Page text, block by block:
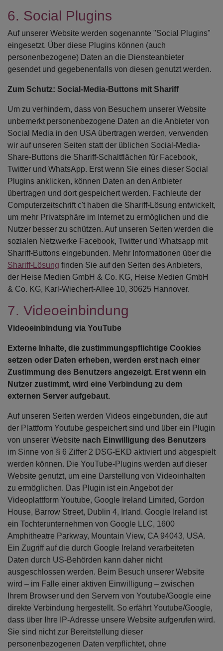
6. Social Plugins
Auf unserer Website werden sogenannte "Social Plugins"
eingesetzt. Über diese Plugins können (auch
personenbezogene) Daten an die Diensteanbieter
gesendet und gegebenenfalls von diesen genutzt werden.
Zum Schutz: Social-Media-Buttons mit Shariff
Um zu verhindern, dass von Besuchern unserer Website
unbemerkt personenbezogene Daten an die Anbieter von
Social Media in den USA übertragen werden, verwenden
wir auf unseren Seiten statt der üblichen Social-Media-
Share-Buttons die Shariff-Schaltflächen für Facebook,
Twitter und WhatsApp. Erst wenn Sie eines dieser Social
Plugins anklicken, können Daten an den Anbieter
übertragen und dort gespeichert werden. Fachleute der
Computerzeitschrift c't haben die Shariff-Lösung entwickelt,
um mehr Privatsphäre im Internet zu ermöglichen und die
Nutzer besser zu schützen. Auf unseren Seiten werden die
sozialen Netzwerke Facebook, Twitter und Whatsapp mit
Shariff-Buttons eingebunden. Mehr Informationen über die
Shariff-Lösung finden Sie auf den Seiten des Anbieters,
der Heise Medien GmbH & Co. KG, Heise Medien GmbH
& Co. KG, Karl-Wiechert-Allee 10, 30625 Hannover.
7. Videoeinbindung
Videoeinbindung via YouTube
Externe Inhalte, die zustimmungspflichtige Cookies
setzen oder Daten erheben, werden erst nach einer
Zustimmung des Benutzers angezeigt. Erst wenn ein
Nutzer zustimmt, wird eine Verbindung zu dem
externen Server aufgebaut.
Auf unseren Seiten werden Videos eingebunden, die auf
der Plattform Youtube gespeichert sind und über ein Plugin
von unserer Website nach Einwilligung des Benutzers
im Sinne von § 6 Ziffer 2 DSG-EKD aktiviert und abgespielt
werden können. Die YouTube-Plugins werden auf dieser
Website genutzt, um eine Darstellung von Videoinhalten
zu ermöglichen. Das Plugin ist ein Angebot der
Videoplattform Youtube, Google Ireland Limited, Gordon
House, Barrow Street, Dublin 4, Irland. Google Ireland ist
ein Tochterunternehmen von Google LLC, 1600
Amphitheatre Parkway, Mountain View, CA 94043, USA.
Ein Zugriff auf die durch Google Ireland verarbeiteten
Daten durch US-Behörden kann daher nicht
ausgeschlossen werden. Beim Besuch unserer Website
wird – im Falle einer aktiven Einwilligung – zwischen
Ihrem Browser und den Servern von Youtube/Google eine
direkte Verbindung hergestellt. So erfährt Youtube/Google,
dass über Ihre IP-Adresse unsere Website aufgerufen wird.
Sie sind nicht zur Bereitstellung dieser
personenbezogenen Daten verpflichtet, ohne